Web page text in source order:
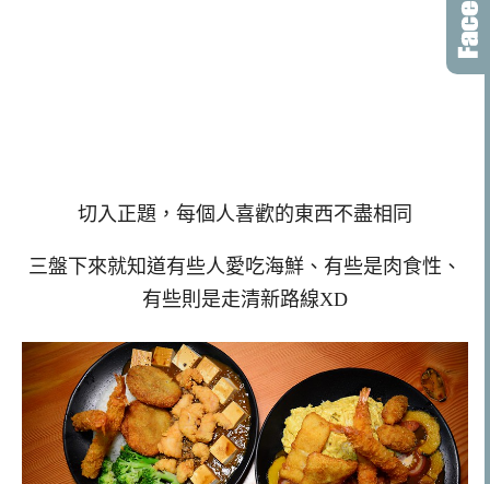
切入正題，每個人喜歡的東西不盡相同
三盤下來就知道有些人愛吃海鮮、有些是肉食性、
有些則是走清新路線XD